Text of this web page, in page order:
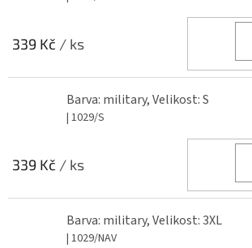
339 Kč / ks
Barva: military, Velikost: S
| 1029/S
339 Kč / ks
Barva: military, Velikost: 3XL
| 1029/NAV